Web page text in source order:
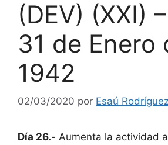
(DEV) (XXI)
31 de Enero
1942
02/03/2020 por Esaú
Día 26.- Aumenta la actividad